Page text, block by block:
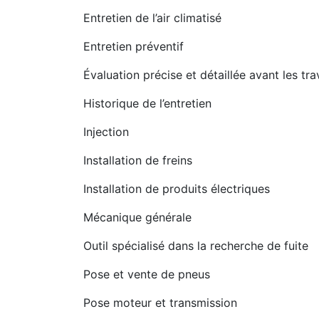
Entretien de l’air climatisé
Entretien préventif
Évaluation précise et détaillée avant les
Historique de l’entretien
Injection
Installation de freins
Installation de produits électriques
Mécanique générale
Outil spécialisé dans la recherche de fuite
Pose et vente de pneus
Pose moteur et transmission